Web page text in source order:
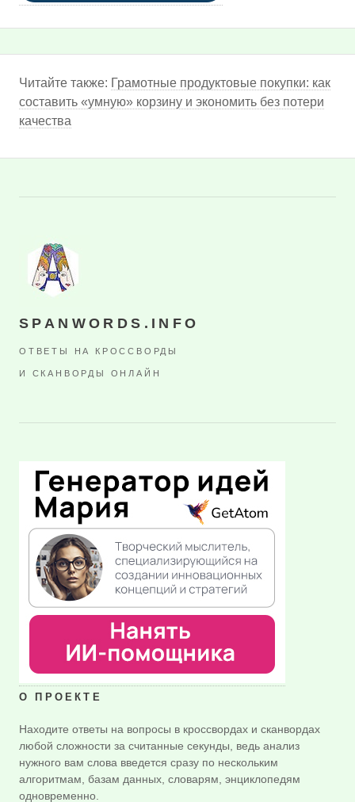
Читайте также: Грамотные продуктовые покупки: как
составить «умную» корзину и экономить без потери
качества
SPANWORDS.INFO
ОТВЕТЫ НА КРОССВОРДЫ
И СКАНВОРДЫ ОНЛАЙН
О ПРОЕКТЕ
Находите ответы на вопросы в кроссвордах и сканвордах
любой сложности за считанные секунды, ведь анализ
нужного вам слова введется сразу по нескольким
алгоритмам, базам данных, словарям, энциклопедям
одновременно.